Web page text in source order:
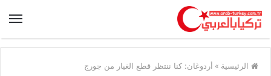
الرئيسية » أردوغان: كنا ننتظر قطع الغيار من جورج